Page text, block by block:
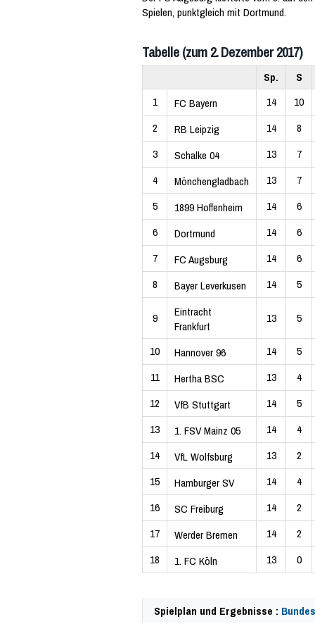
Spielen, punktgleich mit Dortmund.
Tabelle (zum 2. Dezember 2017)
Sp.
S
1
FC Bayern 14
10
2
RB Leipzig 14
8
3
Schalke 04 13
7
4
Mönchengladbach 13
7
5
1899 Hoffenheim 14
6
6
Dortmund 14
6
7
FC Augsburg 14
6
8
Bayer Leverkusen 14 5
9
Eintracht
Frankfurt
13 5
10 Hannover 96 14
5
11
Hertha BSC 13
4
12
VfB Stuttgart 14
5
13
1. FSV Mainz 05 14
4
14
VfL Wolfsburg 13
2
15
Hamburger SV 14
4
16
SC Freiburg 14
2
17
Werder Bremen 14
2
18
1. FC Köln 13 0
Spielplan und Ergebnisse :